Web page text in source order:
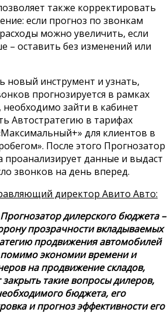
также корректировать
если прогноз по звонкам
можно увеличить, если
– оставить без изменений или
новый инструмент и узнать,
прогнозируется в рамках
необходимо зайти в кабинет
Автостратегию в тарифах
для клиентов в
После этого Прогнозатор
проанализирует данные и выдаст
звонков на день вперед.
директор Авито Авто:
дилерского бюджета –
прозрачности вкладываемых
продвижения автомобилей
экономии времени и
на продвижение складов,
такие вопросы дилеров,
бюджета, его
и прогноз эффективности его